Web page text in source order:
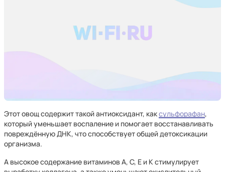
Этот овощ содержит такой антиоксидант, каксульфорафан,
который уменьшает воспаление и помогает восстанавливать
повреждённую ДНК, что способствует общей детоксикации
организма.
А высокое содержание витаминов А, C, Е и K стимулирует